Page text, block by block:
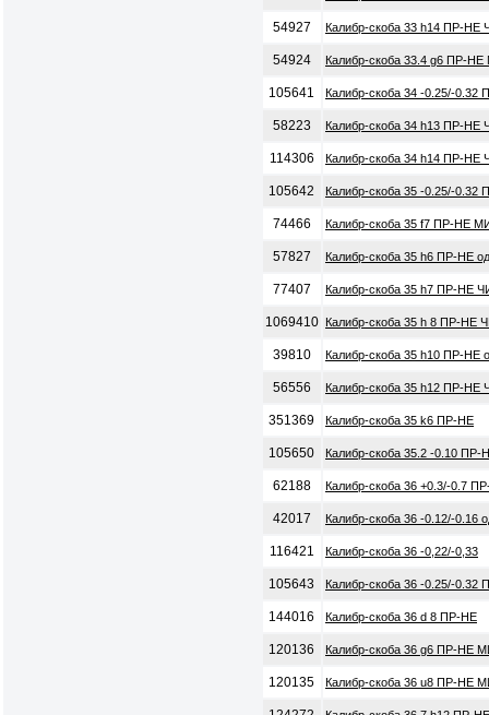
54927 Калибр-скоба 33 h14 ПР-НЕ
54924 Калибр-скоба 33.4 g6 ПР-
105641 Калибр-скоба 34 -0.25/-
58223 Калибр-скоба 34 h13 ПР-НЕ
114306 Калибр-скоба 34 h14 ПР-НЕ
105642 Калибр-скоба 35 -0.25/-
74466 Калибр-скоба 35 f7 ПР-НЕ
57827 Калибр-скоба 35 h6 ПР-НЕ
77407 Калибр-скоба 35 h7 ПР-НЕ
1069410 Калибр-скоба 35 h 8 ПР-НЕ
39810 Калибр-скоба 35 h10 ПР-НЕ
56556 Калибр-скоба 35 h12 ПР-НЕ
351369 Калибр-скоба 35 k6 ПР-НЕ
105650 Калибр-скоба 35.2 -0.10
62188 Калибр-скоба 36 +0.3/-0.7
42017 Калибр-скоба 36 -0.12/-0.16
116421 Калибр-скоба 36 -0,22/-0,33
105643 Калибр-скоба 36 -0.25/-
144016 Калибр-скоба 36 d 8 ПР-НЕ
120136 Калибр-скоба 36 g6 ПР-НЕ
120135 Калибр-скоба 36 u8 ПР-НЕ